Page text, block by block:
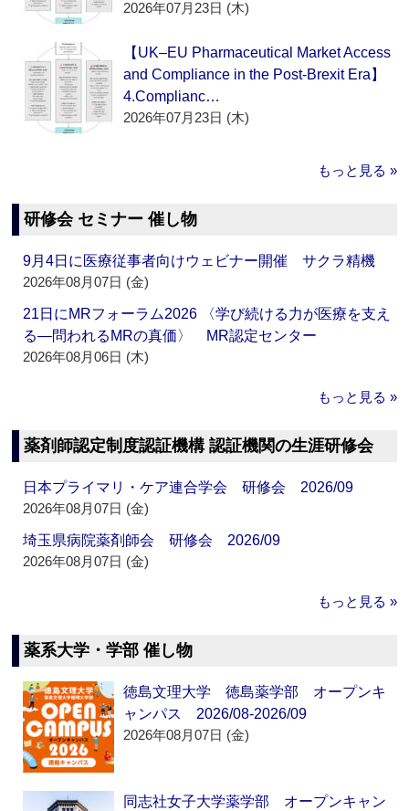
2026年07月23日 (木)
【UK–EU Pharmaceutical Market Access
and Compliance in the Post-Brexit Era】
4.Complianc…
2026年07月23日 (木)
もっと見る »
研修会 セミナー 催し物
9月4日に医療従事者向けウェビナー開催 サクラ精機
2026年08月07日 (金)
21日にMRフォーラム2026 〈学び続ける力が医療を支え
る―問われるMRの真価〉 MR認定センター
2026年08月06日 (木)
もっと見る »
薬剤師認定制度認証機構 認証機関の生涯研修会
日本プライマリ・ケア連合学会 研修会 2026/09
2026年08月07日 (金)
埼玉県病院薬剤師会 研修会 2026/09
2026年08月07日 (金)
もっと見る »
薬系大学・学部 催し物
徳島文理大学 徳島薬学部 オープンキ
ャンパス 2026/08-2026/09
2026年08月07日 (金)
同志社女子大学薬学部 オープンキャン